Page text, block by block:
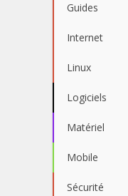
Guides
Internet
Linux
Logiciels
Matériel
Mobile
Sécurité